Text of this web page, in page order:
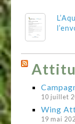
10 juillet
Wing
19 mai